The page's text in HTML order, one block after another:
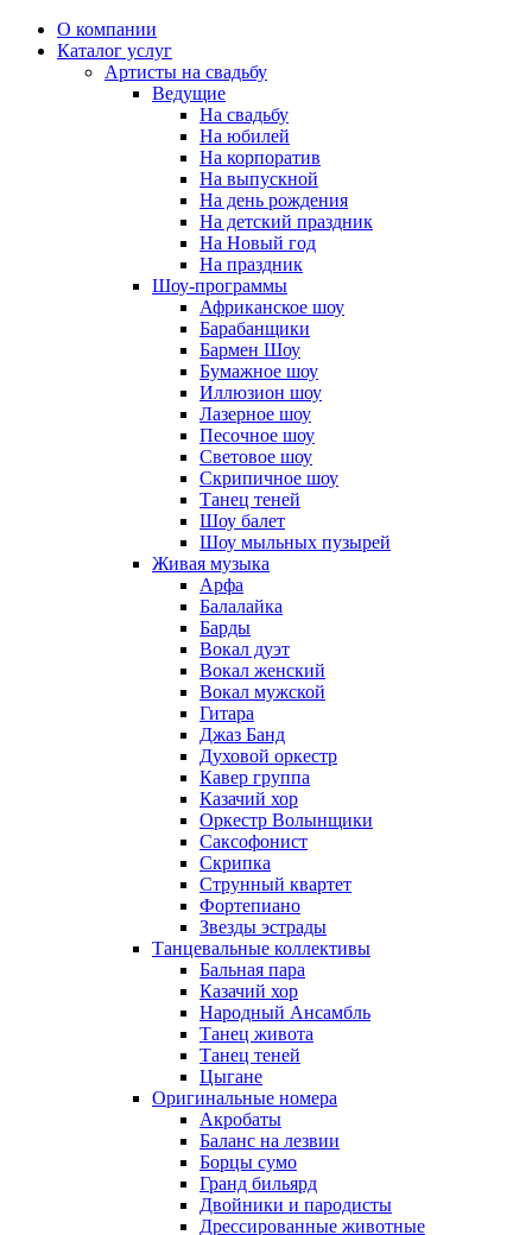
О компании
Каталог услуг
Артисты на свадьбу
Ведущие
На свадьбу
На юбилей
На корпоратив
На выпускной
На день рождения
На детский праздник
На Новый год
На праздник
Шоу-программы
Африканское шоу
Барабанщики
Бармен Шоу
Бумажное шоу
Иллюзион шоу
Лазерное шоу
Песочное шоу
Световое шоу
Скрипичное шоу
Танец теней
Шоу балет
Шоу мыльных пузырей
Живая музыка
Арфа
Балалайка
Барды
Вокал дуэт
Вокал женский
Вокал мужской
Гитара
Джаз Банд
Духовой оркестр
Кавер группа
Казачий хор
Оркестр Волынщики
Саксофонист
Скрипка
Струнный квартет
Фортепиано
Звезды эстрады
Танцевальные коллективы
Бальная пара
Казачий хор
Народный Ансамбль
Танец живота
Танец теней
Цыгане
Оригинальные номера
Акробаты
Баланс на лезвии
Борцы сумо
Гранд бильярд
Двойники и пародисты
Дрессированные животные